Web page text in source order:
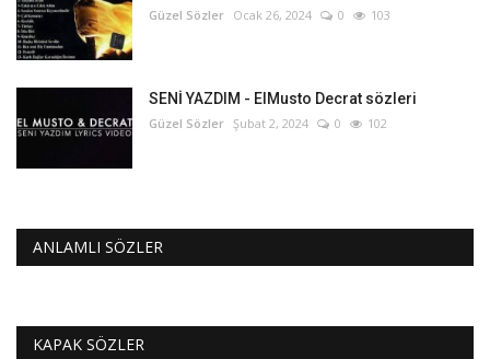
Güzel Sözler Ocak 26, 2024 0 103
SENİ YAZDIM - ElMusto Decrat sözleri
Güzel Sözler Şubat 2, 2024 0 102
ANLAMLI SÖZLER
KAPAK SÖZLER